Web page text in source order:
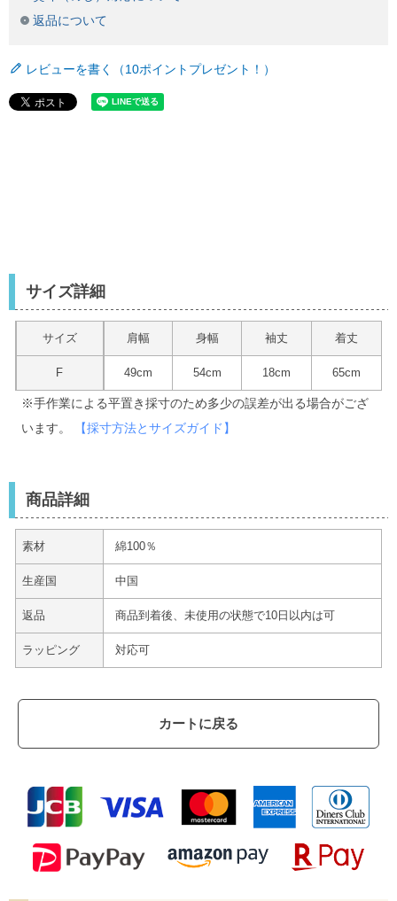
返品について
レビューを書く（10ポイントプレゼント！）
サイズ詳細
サイズ 肩幅 身幅 袖丈 着丈
F 49cm 54cm 18cm 65cm
※手作業による平置き採寸のため多少の誤差が出る場合がござ
います。
【採寸方法とサイズガイド】
商品詳細
素材 綿100％
生産国 中国
返品 商品到着後、未使用の状態で10日以内は可
ラッピング 対応可
カートに戻る